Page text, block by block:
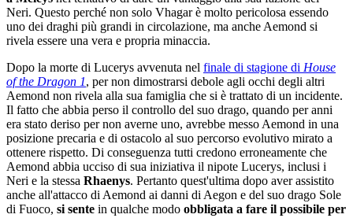
Neri. Questo perché non solo Vhagar è molto pericolosa essendo
uno dei draghi più grandi in circolazione, ma anche Aemond si
rivela essere una vera e propria minaccia.
Dopo la morte di Lucerys avvenuta nel finale di stagione di House
of the Dragon 1, per non dimostrarsi debole agli occhi degli altri
Aemond non rivela alla sua famiglia che si è trattato di un incidente.
Il fatto che abbia perso il controllo del suo drago, quando per anni
era stato deriso per non averne uno, avrebbe messo Aemond in una
posizione precaria e di ostacolo al suo percorso evolutivo mirato a
ottenere rispetto. Di conseguenza tutti credono erroneamente che
Aemond abbia ucciso di sua iniziativa il nipote Lucerys, inclusi i
Neri e la stessa Rhaenys. Pertanto quest'ultima dopo aver assistito
anche all'attacco di Aemond ai danni di Aegon e del suo drago Sole
di Fuoco, si sente in qualche modo obbligata a fare il possibile per